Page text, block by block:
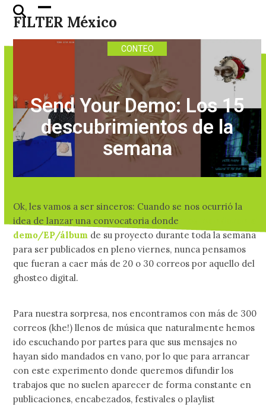
Skip
FILTER México
Open
mobile
menu
Close
mobile
menu
CONTEO
Send Your Demo: Los 15
descubrimientos de la
semana
Ok, les vamos a ser sinceros: Cuando se nos ocurrió la
idea de lanzar una convocatoria donde
demo/EP/álbum de su proyecto durante toda la semana
para ser publicados en pleno viernes, nunca pensamos
que fueran a caer más de 20 o 30 correos por aquello del
ghosteo digital.
Para nuestra sorpresa, nos encontramos con más de 300
correos (khe!) llenos de música que naturalmente hemos
ido escuchando por partes para que sus mensajes no
hayan sido mandados en vano, por lo que para arrancar
con este experimento donde queremos difundir los
trabajos que no suelen aparecer de forma constante en
publicaciones, encabezados, festivales o playlist